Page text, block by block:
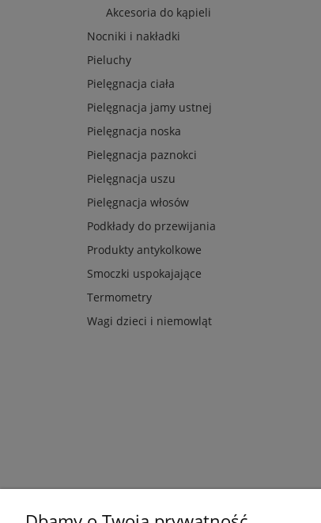
Akcesoria do kąpieli
Nocniki i nakładki
Pieluchy
Pielęgnacja ciała
Pielęgnacja jamy ustnej
Pielęgnacja noska
Pielęgnacja paznokci
Pielęgnacja uszu
Pielęgnacja włosów
Podkłady do przewijania
Produkty antykolkowe
Smoczki uspokajające
Termometry
Wagi dzieci i niemowląt